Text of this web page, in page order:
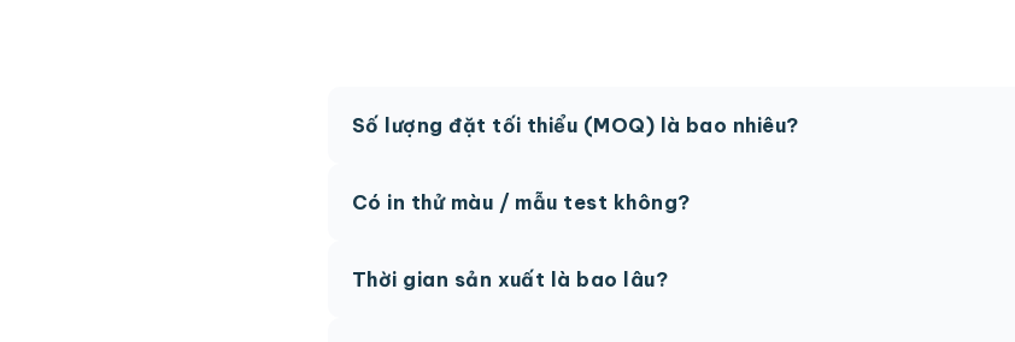
Số lượng đặt tối thiểu (MOQ) là bao nhiêu?
Có in thử màu / mẫu test không?
thức.
Thời gian sản xuất là bao lâu?